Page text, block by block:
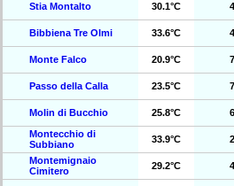
Stia Montalto 30.1°C
Bibbiena Tre Olmi 33.6°C
Monte Falco 20.9°C
Passo della Calla 23.5°C
Molin di Bucchio 25.8°C
Montecchio di
Subbiano
33.9°C
Montemignaio
Cimitero
29.2°C